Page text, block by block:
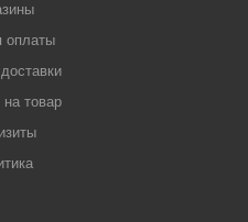
оплаты
на товар